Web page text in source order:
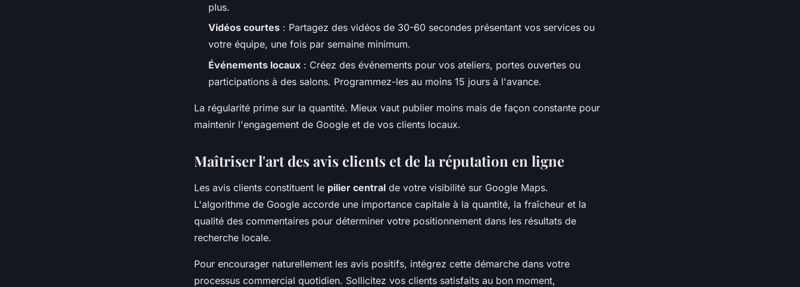
plus.
Vidéos courtes : Partagez des vidéos de 30-60 secondes présentant vos services ou
votre équipe, une fois par semaine minimum.
Événements locaux : Créez des événements pour vos ateliers, portes ouvertes ou
participations à des salons. Programmez-les au moins 15 jours à l'avance.
La régularité prime sur la quantité. Mieux vaut publier moins mais de façon constante pour
maintenir l'engagement de Google et de vos clients locaux.
Maîtriser l'art des avis clients et de la réputation en ligne
Les avis clients constituent le pilier central de votre visibilité sur Google Maps.
L'algorithme de Google accorde une importance capitale à la quantité, la fraîcheur et la
qualité des commentaires pour déterminer votre positionnement dans les résultats de
recherche locale.
Pour encourager naturellement les avis positifs, intégrez cette démarche dans votre
processus commercial quotidien. Sollicitez vos clients satisfaits au bon moment,